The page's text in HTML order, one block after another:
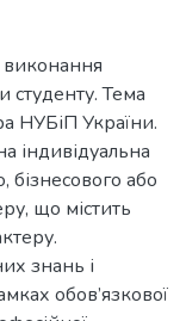
виконання
студенту. Тема
НУБіП України.
індивідуальна
бізнесового або
що містить
знань і
обов’язкової